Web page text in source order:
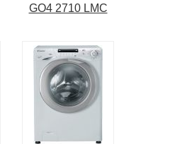
GO4 2710 LMC